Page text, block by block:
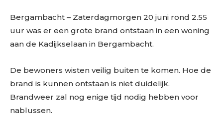
Bergambacht – Zaterdagmorgen 20 juni rond 2.55
uur was er een grote brand ontstaan in een woning
aan de Kadijkselaan in Bergambacht.
De bewoners wisten veilig buiten te komen. Hoe de
brand is kunnen ontstaan is niet duidelijk.
Brandweer zal nog enige tijd nodig hebben voor
nablussen.